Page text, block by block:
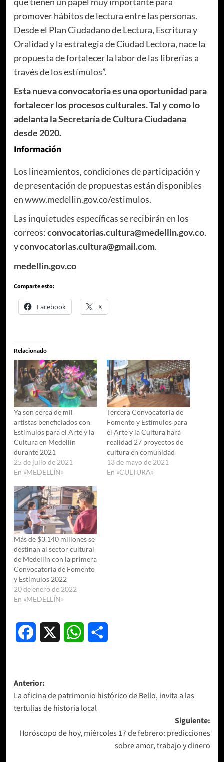
promover hábitos de lectura entre las personas.
Desde el Plan Ciudadano de Lectura, Escritura y
Oralidad y la estrategia de Ciudad Lectora, nace la
propuesta de fortalecer la labor de las librerías a
través de los estímulos”.
Esta nueva convocatoria es una oportunidad para
fortalecer los procesos culturales. Tal y como lo
adelanta la Secretaría de Cultura Ciudadana
desde 2020.
Información
Los lineamientos, condiciones de participación y
de presentación de propuestas están disponibles
en www.medellin.gov.co/estimulos.
Las inquietudes específicas se recibirán en los
correos:convocatorias.cultura@medellin.gov.co.
yconvocatorias.cultura@gmail.com.
medellin.gov.co
Comparte esto:
Facebook X
Relacionado
Ya son cerca de mil
artistas beneficiados con
Estímulos para el Arte y la
Cultura en Medellín
durante 2021
25 de julio de 2021
En «MEDELLÍN»
Tercera Convocatoria de
Fomento y Estímulos para
el Arte y la Cultura hará
realidad 27 proyectos de
cultura en comunidad
13 de mayo de 2021
En «CULTURA»
Más de $3.140 millones se
destinan al sector cultural
de Medellín con la primera
Convocatoria de Fomento
y Estímulos 2022
20 de enero de 2022
En «MEDELLÍN»
Facebook WhatsApp
Navegación
de
entradas
Anterior:
La oficina de patrimonio histórico de Bello, invita a las
tertulias de historia local
Siguiente:
Horóscopo de hoy, miércoles 17 de febrero: predicciones
sobre amor, trabajo y dinero